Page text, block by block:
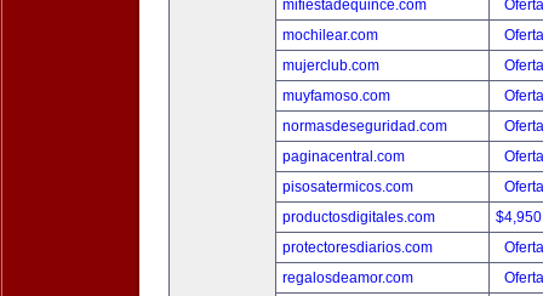
mifiestadequince.com
mochilear.com
mujerclub.com
muyfamoso.com
normasdeseguridad.com
paginacentral.com
pisosatermicos.com
productosdigitales.com
protectoresdiarios.com
regalosdeamor.com